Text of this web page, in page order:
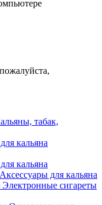
табак,
кальяна
кальяна
Аксессуары для кальяна
Электронные сигареты